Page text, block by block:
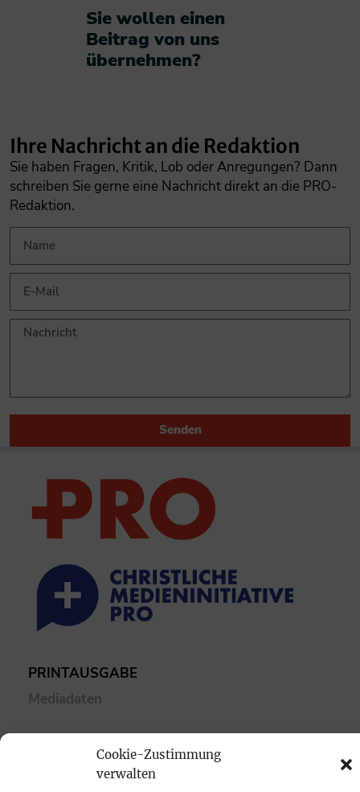
Cookie-Zustimmung
verwalten
Sie wollen einen
Beitrag von uns
übernehmen?​
Ihre Nachricht an die Redaktion
Sie haben Fragen, Kritik, Lob oder Anregungen? Dann
schreiben Sie gerne eine Nachricht direkt an die PRO-
Redaktion.
Senden
PRINTAUSGABE
Mediadaten
PROKOMPAKT
Impressum